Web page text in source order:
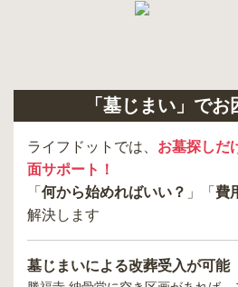
「墓じまい」で
ライフドットでは、 お墓探しだ
面サポート！
「 何から始めればいい？ 」「 費
解決します
墓じまいによる改葬受入が可能